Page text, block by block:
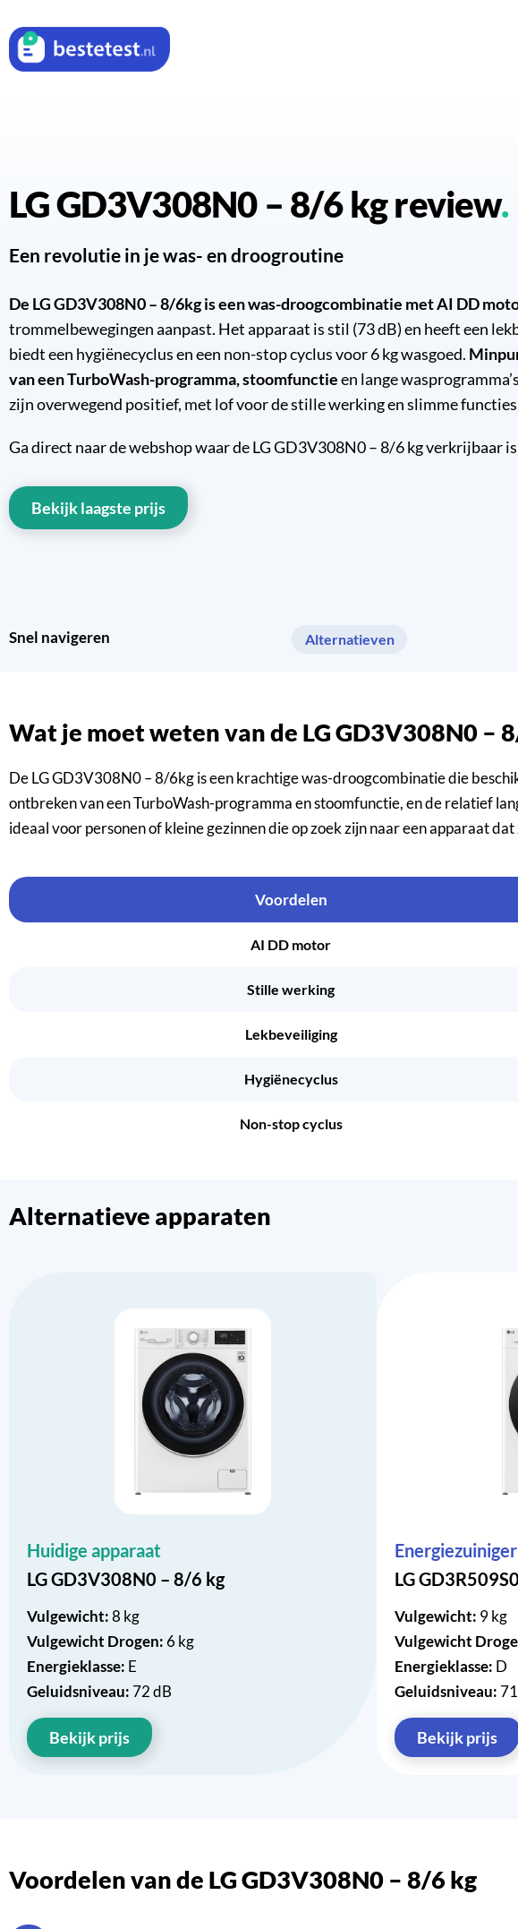
LG GD3V308N0 – 8/6 kg review
Een revolutie in je was- en droogroutine
De LG GD3V308N0 – 8/6kg is een was-droogcombinatie met AI DD
trommelbewegingen aanpast. Het apparaat is stil (73 dB) en heeft een
biedt een hygiënecyclus en een non-stop cyclus voor 6 kg wasgoed.
van een TurboWash-programma, stoomfunctieen lange
zijn overwegend positief, met lof voor de stille werking en slimme
Ga direct naar de webshop waar de LG GD3V308N0 – 8/6 kg verkrijbaar
Bekijk laagste prijs
Snel navigeren Alternatieven
Wat je moet weten van de LG GD3V308N0 –
De LG GD3V308N0 – 8/6kg is een krachtige was-droogcombinatie die
ontbreken van een TurboWash-programma en stoomfunctie, en de relatief
ideaal voor personen of kleine gezinnen die op zoek zijn naar een apparaat
Voordelen
AI DD motor
Stille werking
Lekbeveiliging
Hygiënecyclus
Non-stop cyclus
Alternatieve apparaten
Huidige apparaat
LG GD3V308N0 – 8/6 kg
Vulgewicht:8 kg
Vulgewicht Drogen: 6 kg
Energieklasse: E
Geluidsniveau: 72 dB
Bekijk prijs
Energiezuiniger
LG
Vulgewicht: 9 kg
Vulgewicht
Energieklasse: D
Geluidsniveau:
Bekijk prijs
Voordelen van de LG GD3V308N0 – 8/6 kg